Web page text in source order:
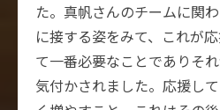
た。真帆さんのチームに関
に接する姿をみて、これが
て一番必要なことでありそ
気付かされました。応援し